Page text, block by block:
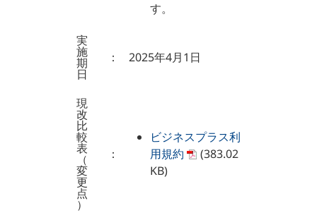
す。
実
施
期
日
： 2025年4月1日
現
改
比
較
表
（
変
更
点
）
：
ビジネスプラス利
用規約
(383.02
KB)